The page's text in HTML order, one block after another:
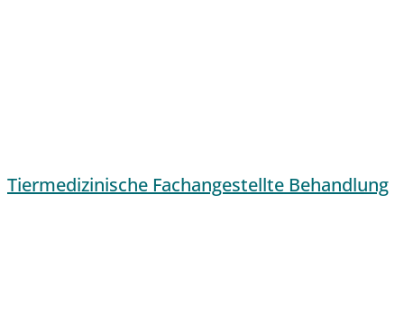
Tiermedizinische Fachangestellte Behandlung